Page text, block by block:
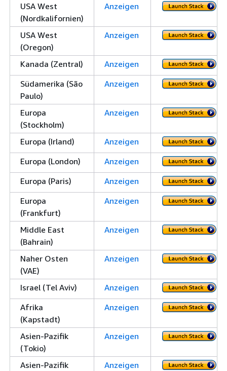
USA West
(Nordkalifornien)
Anzeigen
USA West
(Oregon)
Anzeigen
Kanada (Zentral)
Anzeigen
Südamerika (São
Paulo)
Anzeigen
Europa
(Stockholm)
Anzeigen
Europa (Irland)
Anzeigen
Europa (London)
Anzeigen
Europa (Paris)
Anzeigen
Europa
(Frankfurt)
Anzeigen
Middle East
(Bahrain)
Anzeigen
Naher Osten
(VAE)
Anzeigen
Israel (Tel Aviv)
Anzeigen
Afrika
(Kapstadt)
Anzeigen
Asien-Pazifik
(Tokio)
Anzeigen
Asien-Pazifik
Anzeigen